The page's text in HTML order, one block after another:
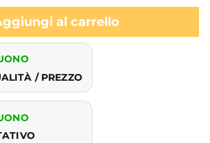
al carrello
/ PREZZO